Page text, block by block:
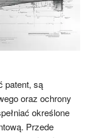
patent, są
oraz ochrony
określone
Przede